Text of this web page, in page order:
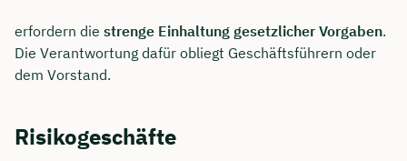
erfordern die strenge Einhaltung gesetzlicher Vorgaben.
Die Verantwortung dafür obliegt Geschäftsführern oder
dem Vorstand.
Risikogeschäfte
Jetzt persönliches
Beratungsgespräch mit
Wir beraten dich Montag bis Freitag von 8 bis